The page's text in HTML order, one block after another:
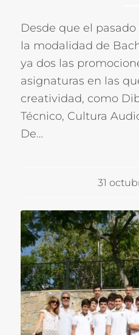
Desde que el
la modalidad de
ya dos las
asignaturas en las
creatividad, como
Técnico, Cultura
De…
31